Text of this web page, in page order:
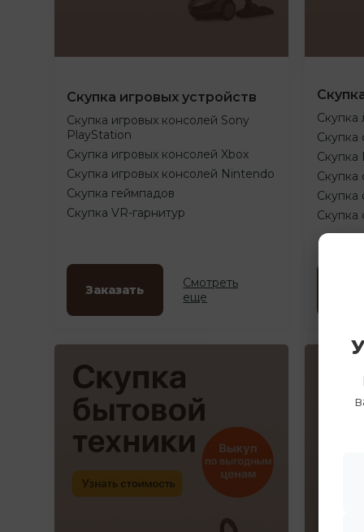
Скупка игровых устройств
Скупка игровых консолей Sony
PlayStation
Скупка игровых консолей Xbox
Скупка игровых консолей Nintendo
Скупка геймпадов
Скупка VR-гарнитур
Заказать
Смотреть
еще
Скупка
Скупка
Скупка
Скупка
Скупка